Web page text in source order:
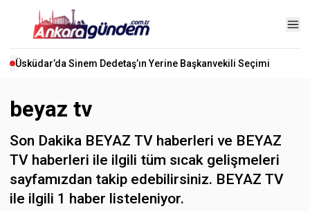
Üsküdar’da Sinem Dedetaş’ın Yerine Başkanvekili Seçimi
beyaz tv
Son Dakika BEYAZ TV haberleri ve BEYAZ
TV haberleri ile ilgili tüm sıcak gelişmeleri
sayfamızdan takip edebilirsiniz. BEYAZ TV
ile ilgili 1 haber listeleniyor.